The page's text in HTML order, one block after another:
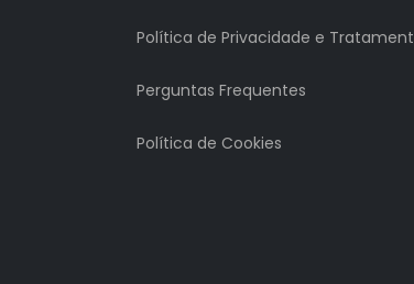
Política de Privacidade e
Perguntas Frequentes
Política de Cookies